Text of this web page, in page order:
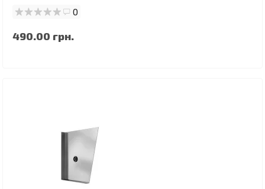
0
490.00 грн.